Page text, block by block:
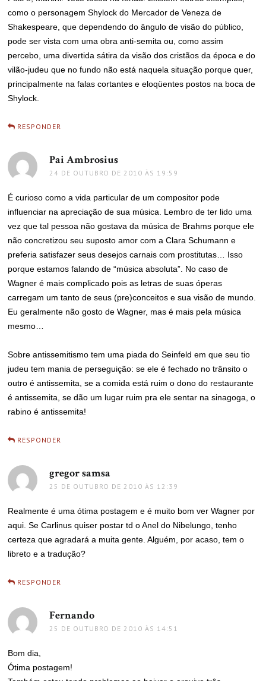
como o personagem Shylock do Mercador de Veneza de
Shakespeare, que dependendo do ângulo de visão do público,
pode ser vista com uma obra anti-semita ou, como assim
percebo, uma divertida sátira da visão dos cristãos da época e do
vilão-judeu que no fundo não está naquela situação porque quer,
principalmente na falas cortantes e eloqüentes postos na boca de
Shylock.
RESPONDER
Pai Ambrosius
24 DE OUTUBRO DE 2010 ÀS 19:59
É curioso como a vida particular de um compositor pode
influenciar na apreciação de sua música. Lembro de ter lido uma
vez que tal pessoa não gostava da música de Brahms porque ele
não concretizou seu suposto amor com a Clara Schumann e
preferia satisfazer seus desejos carnais com prostitutas… Isso
porque estamos falando de “música absoluta”. No caso de
Wagner é mais complicado pois as letras de suas óperas
carregam um tanto de seus (pre)conceitos e sua visão de mundo.
Eu geralmente não gosto de Wagner, mas é mais pela música
mesmo…
Sobre antissemitismo tem uma piada do Seinfeld em que seu tio
judeu tem mania de perseguição: se ele é fechado no trânsito o
outro é antissemita, se a comida está ruim o dono do restaurante
é antissemita, se dão um lugar ruim pra ele sentar na sinagoga, o
rabino é antissemita!
RESPONDER
gregor samsa
25 DE OUTUBRO DE 2010 ÀS 12:39
Realmente é uma ótima postagem e é muito bom ver Wagner por
aqui. Se Carlinus quiser postar td o Anel do Nibelungo, tenho
certeza que agradará a muita gente. Alguém, por acaso, tem o
libreto e a tradução?
RESPONDER
Fernando
25 DE OUTUBRO DE 2010 ÀS 14:51
Bom dia,
Ótima postagem!